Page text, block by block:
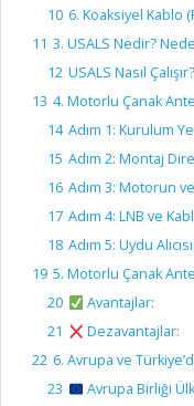
10 6. Koaksiyel Kablo
11 3. USALS Nedir?
12 USALS Nasıl Çalışır?
13 4. Motorlu Çanak
14 Adım 1: Kurulum
15 Adım 2: Montaj
16 Adım 3: Motorun
17 Adım 4: LNB ve
18 Adım 5: Uydu
19 5. Motorlu Çanak
20
Avantajlar:
21
Dezavantajlar:
22 6. Avrupa ve
23
Avrupa Birliği